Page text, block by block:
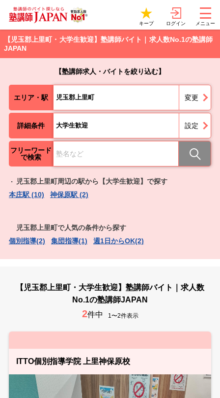
キープ ログイン メニュー
【児玉郡上里町・大学生歓迎】塾講師バイト｜求人数No.1の塾講師
JAPAN
【塾講師求人・バイトを絞り込む】
エリア・駅 児玉郡上里町 変更
詳細条件 大学生歓迎 設定
フリーワード
で検索
児玉郡上里町周辺の駅から【大学生歓迎】で探す
本庄駅 (10)
神保原駅 (2)
児玉郡上里町で人気の条件から探す
個別指導(2)
集団指導(1) 週1日からOK(2)
【児玉郡上里町・大学生歓迎】塾講師バイト｜求人数
No.1の塾講師JAPAN
2件中 1〜2件表示
ITTO個別指導学院 上里神保原校